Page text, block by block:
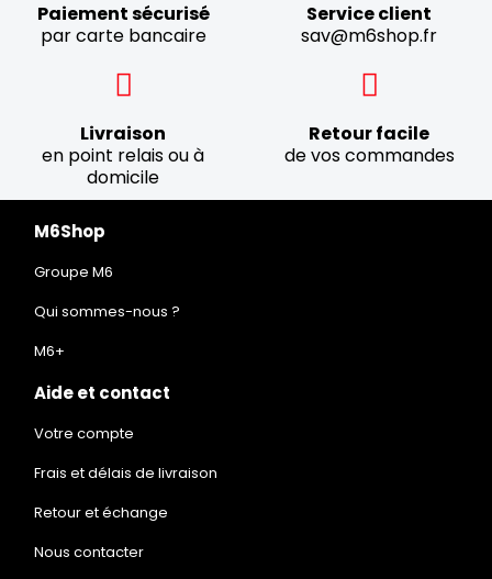
Paiement sécurisé
par carte bancaire
Service client
sav@m6shop.fr
Livraison
en point relais ou à
domicile
Retour facile
de vos commandes
M6Shop
Groupe M6
Qui sommes-nous ?
M6+
Aide et contact
Votre compte
Frais et délais de livraison
Retour et échange
Nous contacter